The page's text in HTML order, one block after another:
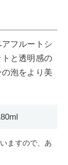
フルートシ
と透明感の
泡をより美
ますので、あ